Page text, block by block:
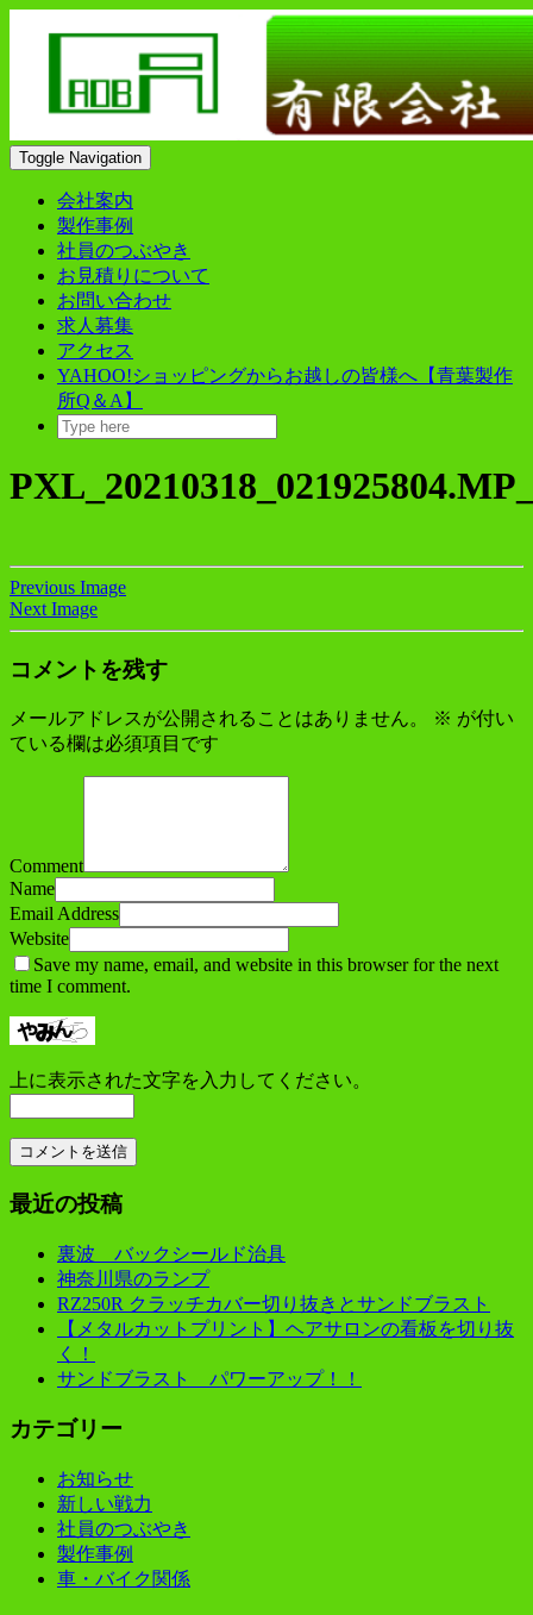
Toggle Navigation
会社案内
製作事例
社員のつぶやき
お見積りについて
お問い合わせ
求人募集
アクセス
YAHOO!ショッピングからお越しの皆様へ【青葉製作
所Q＆A】
Previous Image
Next Image
コメントを残す
メールアドレスが公開されることはありません。 ※ が付い
ている欄は必須項目です
Comment
Name
Email Address
Website
Save my name, email, and website in this browser for the next
time I comment.
上に表示された文字を入力してください。
最近の投稿
裏波 バックシールド治具
神奈川県のランプ
RZ250R クラッチカバー切り抜きとサンドブラスト
【メタルカットプリント】ヘアサロンの看板を切り抜
く！
サンドブラスト パワーアップ！！
カテゴリー
お知らせ
新しい戦力
社員のつぶやき
製作事例
車・バイク関係